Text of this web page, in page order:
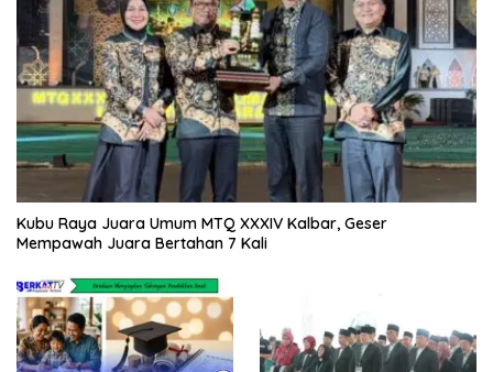
Kubu Raya Juara Umum MTQ XXXIV Kalbar, Geser
Mempawah Juara Bertahan 7 Kali